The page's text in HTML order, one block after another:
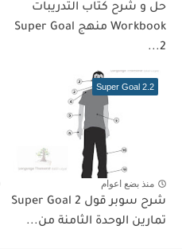
حل و شرح كتاب التدريبات
Workbook منهج Super Goal
2...
Super Goal 2.2
منذ بضع اعوام
شرح سوبر قول 2 Super Goal
تمارين الوحدة الثامنة من...